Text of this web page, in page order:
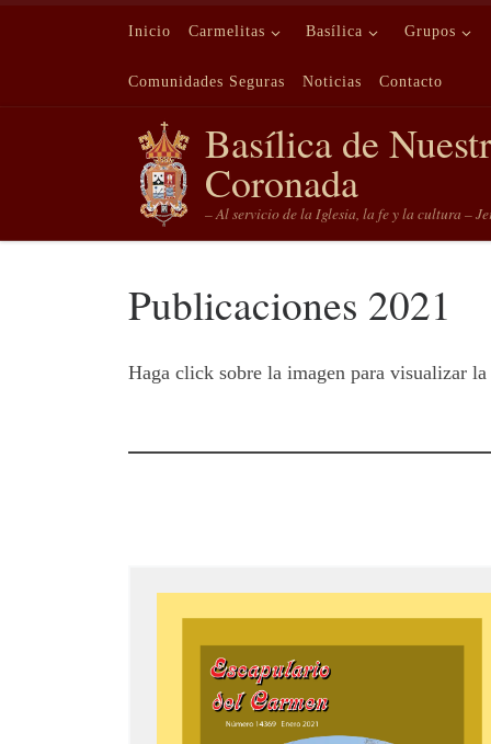
Saltar al contenido
Inicio Carmelitas Basílica Grupos
Comunidades Seguras Noticias Contacto
Basílica de
Coronada
– Al servicio de la Iglesia, la fe y la cultura –
Publicaciones 2021
Haga click sobre la imagen para visualizar